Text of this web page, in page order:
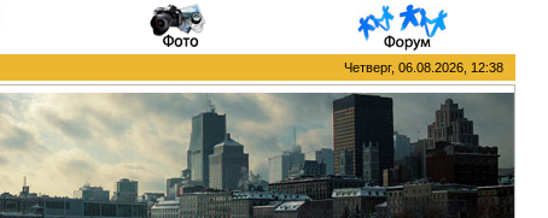
Четверг, 06.08.2026, 12:38